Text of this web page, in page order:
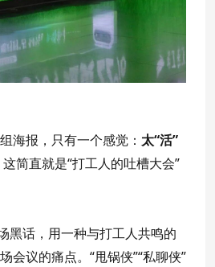
海报，只有一个感觉： 太“活”
简直就是“打工人的吐槽大会”
黑话，用一种与打工人共鸣的
会议的痛点。“甩锅侠”“私聊侠”